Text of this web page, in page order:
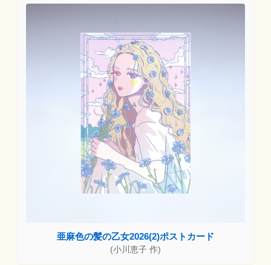
亜麻色の髪の乙女2026(2)ポストカード
(小川恵子 作)